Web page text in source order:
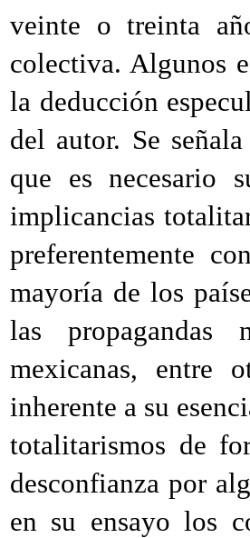
veinte o treinta
colectiva. Algunos
la deducción
del autor. Se
que es necesario
implicancias
preferentemente
mayoría de los
las propagandas
mexicanas, entre
inherente a su
totalitarismos de
desconfianza por
en su ensayo los